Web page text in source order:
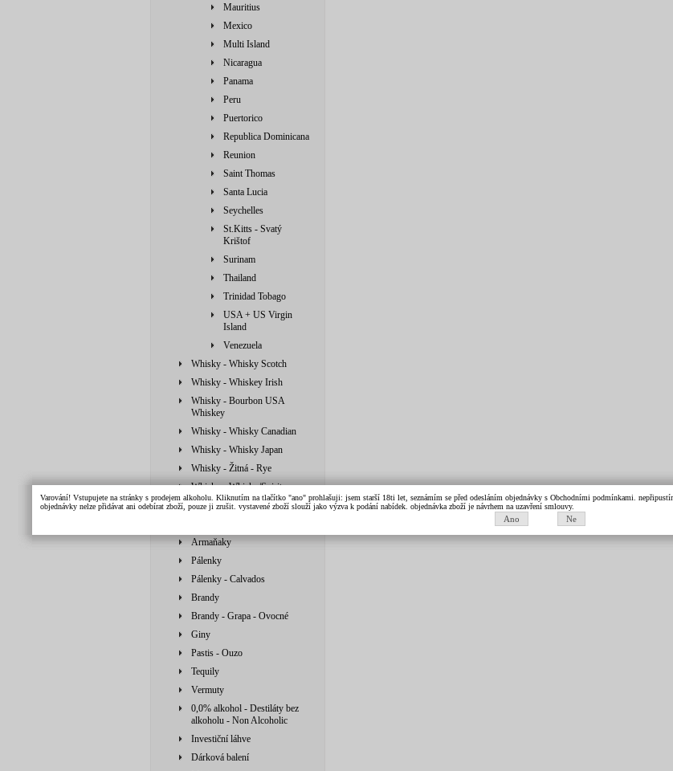
Mauritius
Mexico
Multi Island
Nicaragua
Panama
Peru
Puertorico
Republica Dominicana
Reunion
Saint Thomas
Santa Lucia
Seychelles
St.Kitts - Svatý
Krištof
Surinam
Thailand
Trinidad Tobago
USA + US Virgin
Island
Venezuela
Whisky - Whisky Scotch
Whisky - Whiskey Irish
Whisky - Bourbon USA
Whiskey
Whisky - Whisky Canadian
Whisky - Whisky Japan
Whisky - Žitná - Rye
Whisky - Whisky/Spirit
Vodky
Armaňaky
Pálenky
Pálenky - Calvados
Brandy
Brandy - Grapa - Ovocné
Giny
Pastis - Ouzo
Tequily
Vermuty
0,0% alkohol - Destiláty bez
alkoholu - Non Alcoholic
Investiční láhve
Dárková balení
Varování! Vstupujete na stránky s prodejem alkoholu. Kliknutím na tlačítko "ano" prohlašuji: jsem starší 18ti let, seznámím se před odesláním objednávky s Obchodními podmínkami.
objednávky nelze přidávat ani odebírat zboží, pouze ji zrušit. vystavené zboží slouží jako výzva k podání nabídek. objednávka zboží je návrhem na uzavření smlouvy.
Ano Ne